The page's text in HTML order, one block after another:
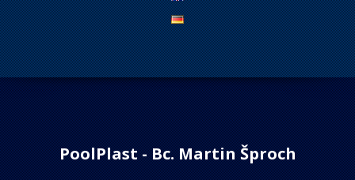
PoolPlast - Bc. Martin Šproch